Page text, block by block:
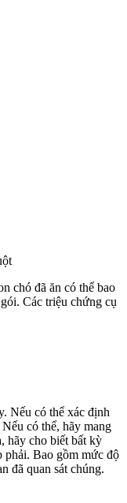
chó đã ăn có thể bao
Các triệu chứng cụ
Nếu có thể xác định
có thể, hãy mang
hãy cho biết bất kỳ
phải. Bao gồm mức độ
đã quan sát chúng.